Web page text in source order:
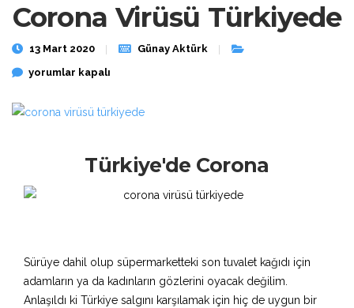
Corona Virüsü Türkiyede
13 Mart 2020
Günay Aktürk
Corona Virüsü Türkiyede için
yorumlar kapalı
Türkiye'de Corona
Sürüye dahil olup süpermarketteki son tuvalet kağıdı için
adamların ya da kadınların gözlerini oyacak değilim.
Anlaşıldı ki Türkiye salgını karşılamak için hiç de uygun bir